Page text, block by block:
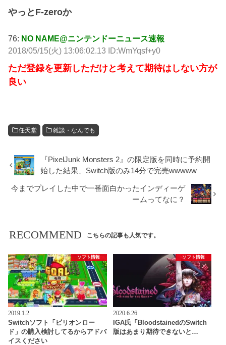
やっとF-zeroか
76: NO NAME@ニンテンドーニュース速報
2018/05/15(火) 13:06:02.13 ID:WmYqsf+y0
ただ登録を更新しただけと考えて期待はしない方が
良い
任天堂 雑談・なんでも
『PixelJunk Monsters 2』の限定版を同時に予約開
始した結果、Switch版のみ14分で完売wwwww
今までプレイした中で一番面白かったインディーゲ
ームってなに？
RECOMMEND こちらの記事も人気です。
ソフト情報
2019.1.2
Switchソフト「ビリオンロー
ド」の購入検討してるからアドバ
イスください
ソフト情報
2020.6.26
IGA氏「BloodstainedのSwitch
版はあまり期待できないと…